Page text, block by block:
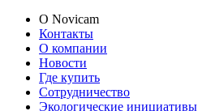
О Novicam
Контакты
О компании
Новости
Где купить
Сотрудничество
Экологические инициативы